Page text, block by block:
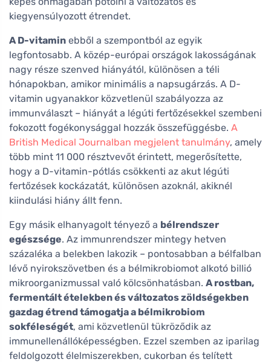
kiegyensúlyozott étrendet.
A D-vitamin ebből a szempontból az egyik
legfontosabb. A közép-európai országok lakosságának
nagy része szenved hiányától, különösen a téli
hónapokban, amikor minimális a napsugárzás. A D-
vitamin ugyanakkor közvetlenül szabályozza az
immunválaszt – hiányát a légúti fertőzésekkel szembeni
fokozott fogékonysággal hozzák összefüggésbe. A
British Medical Journalban megjelent tanulmány, amely
több mint 11 000 résztvevőt érintett, megerősítette,
hogy a D-vitamin-pótlás csökkenti az akut légúti
fertőzések kockázatát, különösen azoknál, akiknél
kiindulási hiány állt fenn.
Egy másik elhanyagolt tényező a bélrendszer
egészsége. Az immunrendszer mintegy hetven
százaléka a belekben lakozik – pontosabban a bélfalban
lévő nyirokszövetben és a bélmikrobiomot alkotó billió
mikroorganizmussal való kölcsönhatásban. A rostban,
fermentált ételekben és változatos zöldségekben
gazdag étrend támogatja a bélmikrobiom
sokféleségét, ami közvetlenül tükröződik az
immunellenállóképességben. Ezzel szemben az iparilag
feldolgozott élelmiszerekben, cukorban és telített